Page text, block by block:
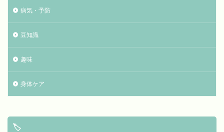
病気・予防
豆知識
趣味
身体ケア
🏷